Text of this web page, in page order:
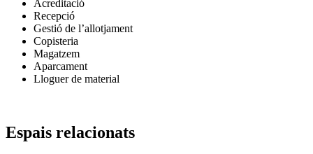
Acreditació
Recepció
Gestió de l’allotjament
Copisteria
Magatzem
Aparcament
Lloguer de material
Espais relacionats